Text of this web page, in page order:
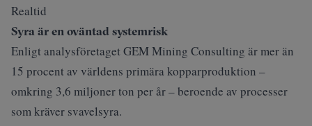
Realtid
Syra är en oväntad systemrisk
Enligt analysföretaget GEM Mining Consulting är mer än
15 procent av världens primära kopparproduktion –
omkring 3,6 miljoner ton per år – beroende av processer
som kräver svavelsyra.